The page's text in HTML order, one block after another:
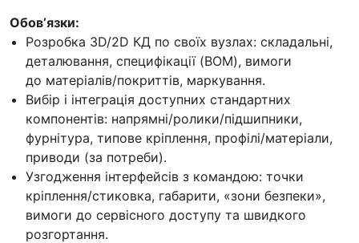
Обовʼязки:
Розробка 3D/2D КД по своїх вузлах: складальні,
деталювання, специфікації (BOM), вимоги
до матеріалів/покриттів, маркування.
Вибір і інтеграція доступних стандартних
компонентів: напрямні/ролики/підшипники,
фурнітура, типове кріплення, профілі/матеріали,
приводи (за потреби).
Узгодження інтерфейсів з командою: точки
кріплення/стиковка, габарити, «зони безпеки»,
вимоги до сервісного доступу та швидкого
розгортання.